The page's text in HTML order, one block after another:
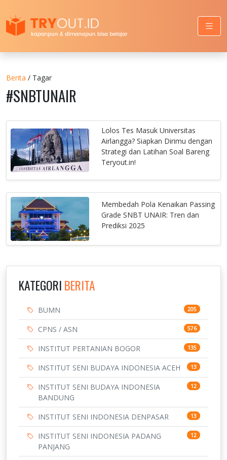
Berita / Tagar
#SNBTUNAIR
Lolos Tes Masuk Universitas
Airlangga? Siapkan Dirimu dengan
Strategi dan Latihan Soal Bareng
Teryout.in!
Membedah Pola Kenaikan Passing
Grade SNBT UNAIR: Tren dan
Prediksi 2025
KATEGORI BERITA
BUMN 205
CPNS / ASN 576
INSTITUT PERTANIAN BOGOR 135
INSTITUT SENI BUDAYA INDONESIA ACEH 13
INSTITUT SENI BUDAYA INDONESIA
BANDUNG
12
INSTITUT SENI INDONESIA DENPASAR 13
INSTITUT SENI INDONESIA PADANG
PANJANG
12